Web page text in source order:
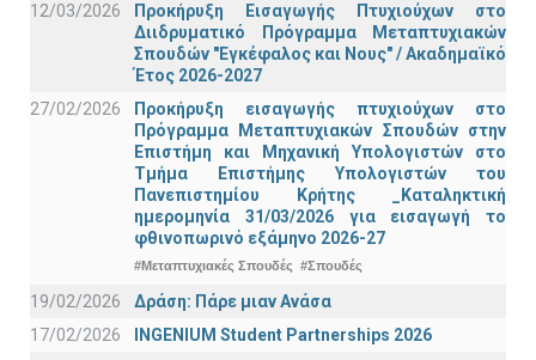
12/03/2026
Προκήρυξη Εισαγωγής Πτυχιούχων στο
Διιδρυματικό Πρόγραμμα Μεταπτυχιακών
Σπουδών "Εγκέφαλος και Νους" / Ακαδημαϊκό
Έτος 2026-2027
27/02/2026
Προκήρυξη εισαγωγής πτυχιούχων στo
Πρόγραμμα Μεταπτυχιακών Σπουδών στην
Επιστήμη και Μηχανική Υπολογιστών στο
Τμήμα Eπιστήμης Υπολογιστών του
Πανεπιστημίου Κρήτης _Καταληκτική
ημερομηνία 31/03/2026 για εισαγωγή το
φθινοπωρινό εξάμηνο 2026-27
#Μεταπτυχιακές Σπουδές #Σπουδές
19/02/2026
Δράση: Πάρε μιαν Ανάσα
17/02/2026
INGENIUM Student Partnerships 2026